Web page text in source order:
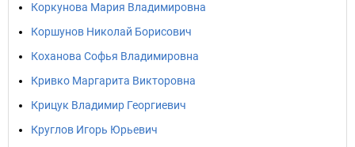
Коркунова Мария Владимировна
Коршунов Николай Борисович
Коханова Софья Владимировна
Кривко Маргарита Викторовна
Крицук Владимир Георгиевич
Круглов Игорь Юрьевич